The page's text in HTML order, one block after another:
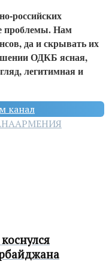
российских
проблемы. Нам
да и скрывать их
ОДКБ ясная,
легитимная и
канал
АРМЕНИЯ